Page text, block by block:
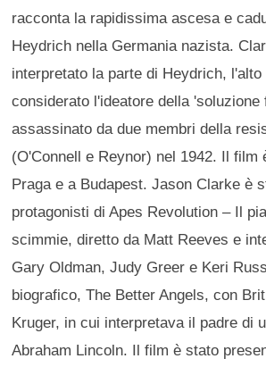
racconta la rapidissima ascesa e
Heydrich nella Germania nazista.
interpretato la parte di Heydrich,
considerato l'ideatore della 'soluzione
assassinato da due membri della
(O'Connell e Reynor) nel 1942. Il film
Praga e a Budapest. Jason Clarke è
protagonisti di Apes Revolution – Il
scimmie, diretto da Matt Reeves e
Gary Oldman, Judy Greer e Keri
biografico, The Better Angels, con
Kruger, in cui interpretava il padre di
Abraham Lincoln. Il film è stato